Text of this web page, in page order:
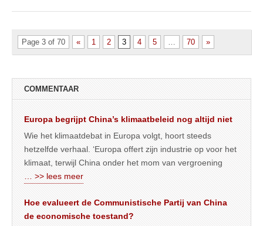
Page 3 of 70 « 1 2 3 4 5 70 »
COMMENTAAR
Europa begrijpt China’s klimaatbeleid nog altijd niet
Wie het klimaatdebat in Europa volgt, hoort steeds
hetzelfde verhaal. ‘Europa offert zijn industrie op voor het
klimaat, terwijl China onder het mom van vergroening
… >> lees meer
Hoe evalueert de Communistische Partij van China
de economische toestand?